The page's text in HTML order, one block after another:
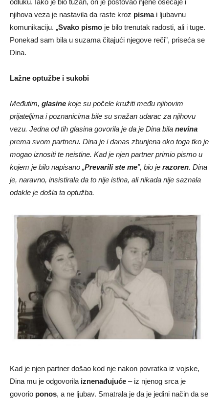
odluku. Iako je bio tužan, on je poštovao njene osećaje i
njihova veza je nastavila da raste kroz pismai ljubavnu
komunikaciju. „Svako pismo je bilo trenutak radosti, ali i tuge.
Ponekad sam bila u suzama čitajući njegove reči”, priseća se
Dina.
Lažne optužbe i sukobi
Međutim, glasine koje su počele kružiti među njihovim
prijateljima i poznanicima bile su snažan udarac za njihovu
vezu. Jedna od tih glasina govorila je da je Dina bila nevina
prema svom partneru. Dina je i danas zbunjena oko toga tko je
mogao iznositi te neistine. Kad je njen partner primio pismo u
kojem je bilo napisano „Prevarili ste me”, bio je razoren. Dina
je, naravno, insistirala da to nije istina, ali nikada nije saznala
odakle je došla ta optužba.
Kad je njen partner došao kod nje nakon povratka iz vojske,
Dina mu je odgovorila iznenađujuće – iz njenog srca je
govorio ponos, a ne ljubav. Smatrala je da je jedini način da se